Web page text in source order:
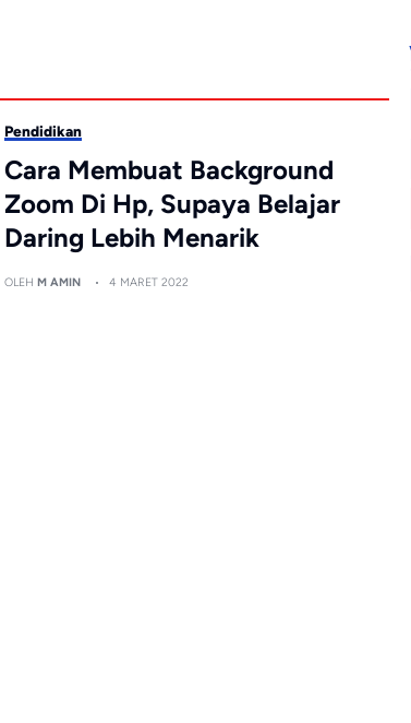
Pendidikan
Cara Membuat Background
Zoom Di Hp, Supaya Belajar
Daring Lebih Menarik
OLEH M AMIN 4 MARET 2022